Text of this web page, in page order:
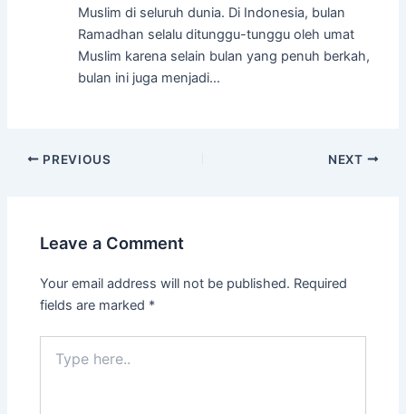
Muslim di seluruh dunia. Di Indonesia, bulan
Ramadhan selalu ditunggu-tunggu oleh umat
Muslim karena selain bulan yang penuh berkah,
bulan ini juga menjadi…
Post
PREVIOUS NEXT
Leave a Comment
Your email address will not be published. Required
fields are marked *
here..